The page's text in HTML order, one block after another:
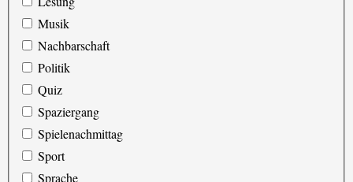
Musik
Nachbarschaft
Politik
Quiz
Spaziergang
Spielenachmittag
Sport
Sprache